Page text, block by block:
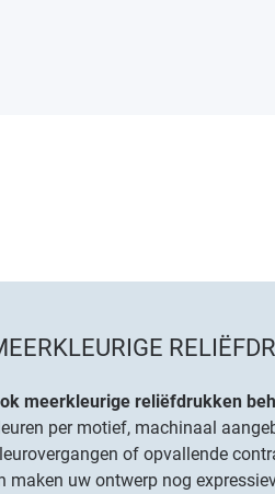
meerkleurige reliëfdrukken
per motief, machinaal
of opvallende
maken uw ontwerp nog